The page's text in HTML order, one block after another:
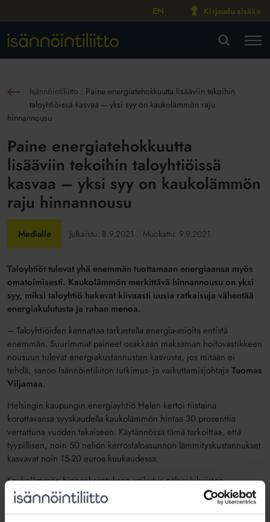
EN Kirjaudu sisään
Isännöintiliitto : Paine energiatehokkuutta lisääviin tekoihin
taloyhtiöissä kasvaa – yksi syy on kaukolämmön raju
hinnannousu
Paine energiatehokkuutta
lisääviin tekoihin taloyhtiöissä
kasvaa – yksi syy on kaukolämmön
raju hinnannousu
Medialle Julkaistu: 8.9.2021 Muokattu: 9.9.2021
Taloyhtiöt tulevat yhä enemmän tuottamaan energiaansa myös
omatoimisesti. Kaukolämmön merkittävä hinnannousu on yksi
syy, miksi taloyhtiö hakevat kiivaasti uusia ratkaisuja vähentää
energiakulutusta ja rahan menoa.
– Taloyhtiöiden kannattaa tarkastella energia-asioita entistä
enemmän. Suurimmat paineet osakkaan maksaman hoitovastikkeen
nousuun tulevat energiakustannusten kasvusta, jos mitään ei
tehdä, sanoo Isännöintiliiton tutkimus- ja vaikuttamisjohtajaTuomas
Viljamaa.
Helsingin kaupungin energiayhtiö Helen kertoi tiistaina
korottavansa syyskaudella kaukolämmön hintaa 30 prosenttia
verrattuna vuoden takaiseen. Käytännössä tämä tarkoittaa, että
tyypillisen, noin 50 neliön kerrostaloasunnon lämmityskustannukset
kasvavat noin 15-20 euroa kuukaudessa.
Kaukolämmön hinnankorotuksen vaikutus näkyy lukuisten
suomalaisten kukkarossa. Tilastokeskuksen viimeisimmän
tiedon mukaan vuonna 2019 jopa 77 prosenttia taloyhtiöistä